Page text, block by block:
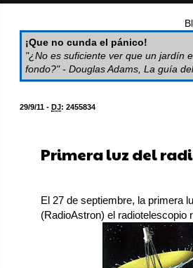
¡Que no cunda el pánico!
"¿No es suficiente ver que un jardín
fondo?" - Douglas Adams, La guía
29/9/11 - DJ: 2455834
Primera luz del
El 27 de septiembre, la primera
(RadioAstron) el radiotelescopio